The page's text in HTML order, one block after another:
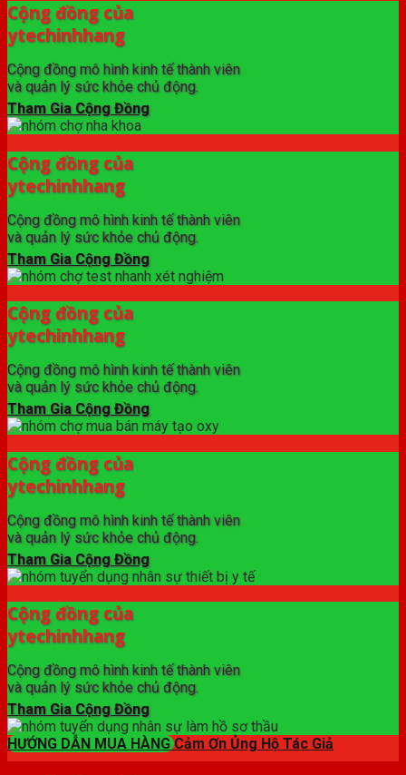
Cộng đồng của
ytechinhhang
Cộng đồng mô hình kinh tế thành viên
và quản lý sức khỏe chủ động.
Tham Gia Cộng Đồng
Cộng đồng của
ytechinhhang
Cộng đồng mô hình kinh tế thành viên
và quản lý sức khỏe chủ động.
Tham Gia Cộng Đồng
Cộng đồng của
ytechinhhang
Cộng đồng mô hình kinh tế thành viên
và quản lý sức khỏe chủ động.
Tham Gia Cộng Đồng
Cộng đồng của
ytechinhhang
Cộng đồng mô hình kinh tế thành viên
và quản lý sức khỏe chủ động.
Tham Gia Cộng Đồng
Cộng đồng của
ytechinhhang
Cộng đồng mô hình kinh tế thành viên
và quản lý sức khỏe chủ động.
Tham Gia Cộng Đồng
HƯỚNG DẪN MUA HÀNG Cảm Ơn Ủng Hộ Tác Giả